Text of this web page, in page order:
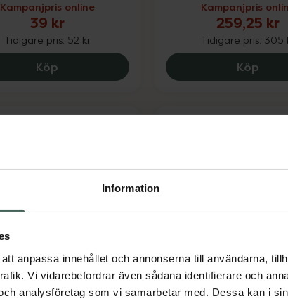
Information
anpassa innehållet och annonserna till användarna,
Vi vidarebefordrar även sådana identifierare och
analysföretag som vi samarbetar med. Dessa kan i
Kampanjpris online
39 kr
Tidigare pris: 52 kr
Köp Alfons Åberg Dusch Och Schampo, 39 kr.
Kampanjpris
259,25 kr
Tidigare pris: 305
Köp
omdöme
& Conditioner
& Balsam 250 ml
Skydd vid blöjbyte 12 st